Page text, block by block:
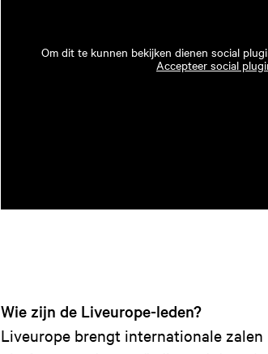
Om dit te kunnen bekijken dienen social
Accepteer social
Wie zijn de Liveurope-leden?
Liveurope brengt internationale